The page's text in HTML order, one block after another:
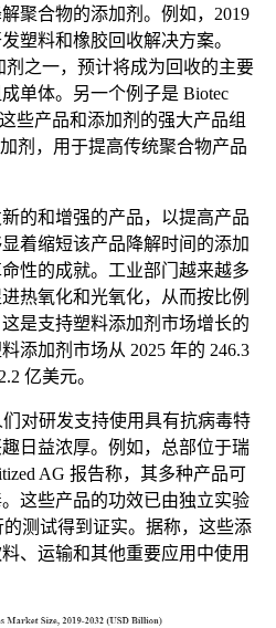
聚合物的添加剂。例如，2019
塑料和橡胶回收解决方案。
剂之一，预计将成为回收的主要
单体。另一个例子是 Biotec
些产品和添加剂的强大产品组
剂，用于提高传统聚合物产品
的和增强的产品，以提高产品
着缩短该产品降解时间的添加
性的成就。工业部门越来越多
热氧化和光氧化，从而按比例
是支持塑料添加剂市场增长的
添加剂市场从 2025 年的 246.3
亿美元。
对研发支持使用具有抗病毒特
日益浓厚。例如，总部位于瑞
AG 报告称，其多种产品可
这些产品的功效已由独立实验
的测试得到证实。据称，这些添
、运输和其他重要应用中使用